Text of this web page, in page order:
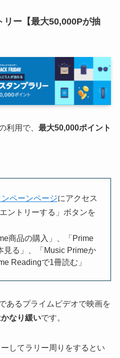
リー【最大50,000Pが抽
利用で、 最大50,000ポイント
ペーンページにアクセス
ントリーする」ボタンを
商品の購入」、「Prime
見る」、「Music Primeか
Readingで1冊読む」
あるプライムビデオで映画を
なり緩いです。
してラリー周りをするとい